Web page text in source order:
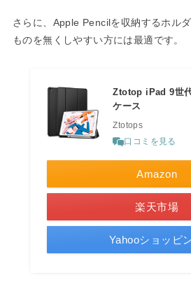
さらに、Apple Pencilを収納するホル
ものを無くしやすい方には最適です。
Ztotop iPad 9世
ケース
Ztotops
口コミを見る
Amazon
楽天市場
Yahooショッピ